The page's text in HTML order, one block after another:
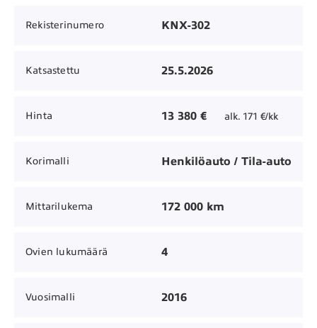
Rekisterinumero KNX-302
Katsastettu 25.5.2026
Hinta 13 380 € alk. 171 €/kk
Korimalli Henkilöauto / Tila-auto
Mittarilukema 172 000 km
Ovien lukumäärä 4
Vuosimalli 2016